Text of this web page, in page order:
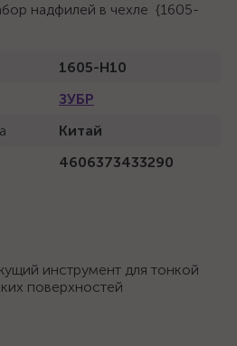
надфилей в чехле {1605-
1605-H10
ЗУБР
Китай
4606373433290
инструмент для тонкой
поверхностей